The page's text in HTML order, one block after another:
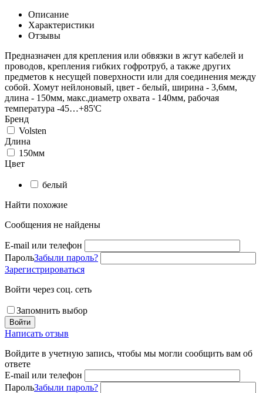
Описание
Характеристики
Отзывы
Предназначен для крепления или обвязки в жгут кабелей и
проводов, крепления гибких гофротруб, а также других
предметов к несущей поверхности или для соединения между
собой. Хомут нейлоновый, цвет - белый, ширина - 3,6мм,
длина - 150мм, макс.диаметр охвата - 140мм, рабочая
температура -45…+85'С
Бренд
Volsten
Длина
150мм
Цвет
белый
Найти похожие
Сообщения не найдены
E-mail или телефон
ПарольЗабыли пароль?
Зарегистрироваться
Войти через соц. сеть
Запомнить выбор
Войти
Написать отзыв
Войдите в учетную запись, чтобы мы могли сообщить вам об
ответе
E-mail или телефон
ПарольЗабыли пароль?